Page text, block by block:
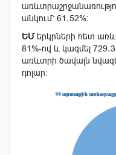
անկում՝ 61․52%։
ԵՄերկրների հետ
81%-ով և կազմել
առևտրի ծավալն
դոլար։